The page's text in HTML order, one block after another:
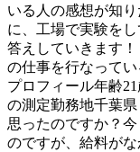
いる人の感想が知
に、工場で実験を
答えしていきます
の仕事を行なって
プロフィール年齢
の測定勤務地千葉
思ったのですか？
のですが、給料が